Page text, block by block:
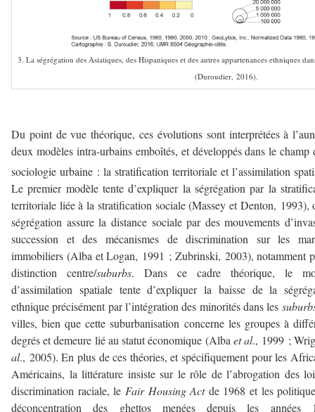
3. La ségrégation des Asiatiques, des Hispaniques et des autres appartenances ethniques
(Duroudier, 2016).
Du point de vue théorique, ces évolutions sont interprétées à
deux modèles intra-urbains emboîtés, et développés dans le champ
sociologie urbaine : la stratification territoriale et l’assimilation
Le premier modèle tente d’expliquer la ségrégation par la
territoriale liée à la stratification sociale (Massey et Denton, 1993),
ségrégation assure la distance sociale par des mouvements
succession et des mécanismes de discrimination sur les
immobiliers (Alba et Logan, 1991 ; Zubrinski, 2003), notamment
distinction centre/suburbs. Dans ce cadre théorique, le
d’assimilation spatiale tente d’expliquer la baisse de la
ethnique précisément par l’intégration des minorités dans les
villes, bien que cette suburbanisation concerne les groupes à
degrés et demeure lié au statut économique (Alba et al., 1999 ;
al., 2005). En plus de ces théories, et spécifiquement pour les
Américains, la littérature insiste sur le rôle de l’abrogation des
discrimination raciale, le Fair Housing Actde 1968 et les
déconcentration des ghettos menées depuis les années